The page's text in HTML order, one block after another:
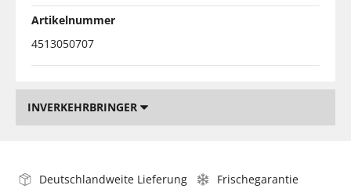
Artikelnummer
4513050707
INVERKEHRBRINGER
Deutschlandweite Lieferung
Frischegarantie